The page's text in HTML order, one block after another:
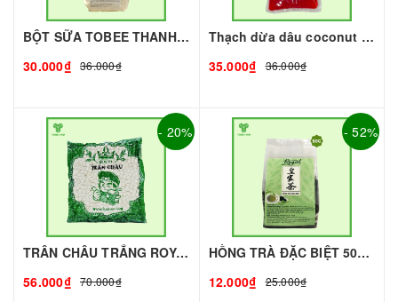
BỘT SỮA TOBEE THANH VỊ - 300g - TOBEE FOOD | Bột Sữa làm Trà Sữa - TOBEE FOOD
30.000₫ 36.000₫
Thạch dừa dâu coconut 1kg I Nguyên Liệu Pha Chế - Tobee Food
35.000₫
36.000₫
- 20%
TRÂN CHÂU TRẮNG ROYAL - 500g - ROYAL | Topping làm Trà Sữa - TOBEE FOOD
56.000₫ 70.000₫
- 52%
HỒNG TRÀ ĐẶC BIỆT 50G - ROYAL I NGUYÊN LIỆU PHA CHẾ - TOBEE FOOD
12.000₫
25.000₫